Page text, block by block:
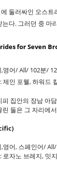
둘러싸인 오스
다. 그러던 중 마
for Seven
영어/ All/ 102분/
인 포웰, 하워드
집안의 장남 아
둘은 그 자리에
영어, 스페인어/
로자노 브레지, 밋